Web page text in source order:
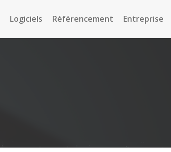
Logiciels Référencement Entreprise